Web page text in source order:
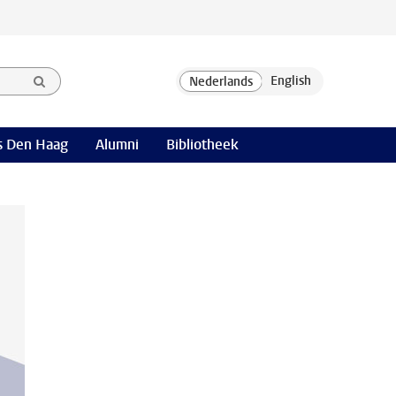
Den Haag Alumni Bibliotheek